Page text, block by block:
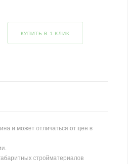
КУПИТЬ В 1 КЛИК
и может отличаться от цен в
стройматериалов